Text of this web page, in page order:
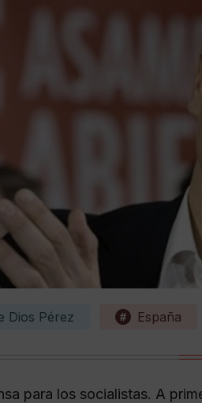
Dios Pérez España
para los socialistas. A